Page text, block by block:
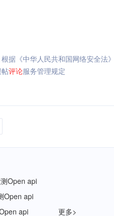
据《中华人民共和国网络安全法
评论服务管理规定
Open api
Open api
api 更多>